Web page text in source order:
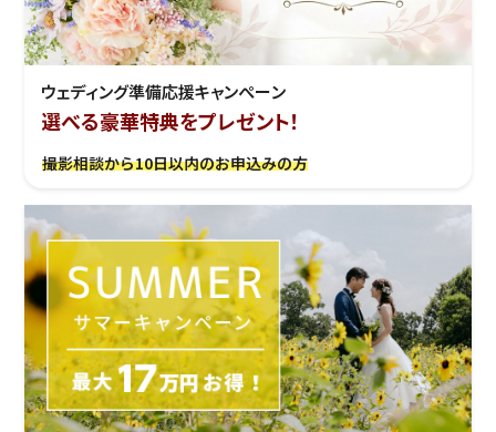
ウェディング準備応援キャンぺーン
選べる豪華特典をプレゼント！
撮影相談から10日以内のお申込みの方